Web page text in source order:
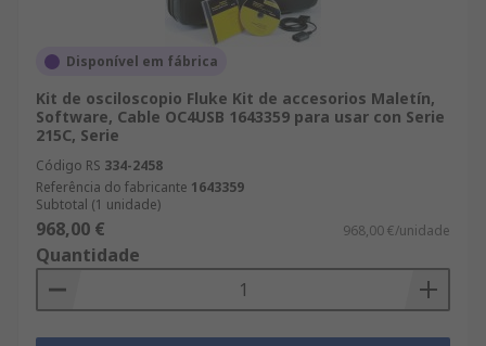
Disponível em fábrica
Kit de osciloscopio Fluke Kit de accesorios Maletín,
Software, Cable OC4USB 1643359 para usar con Serie
215C, Serie
Código RS 334-2458
Referência do fabricante 1643359
Subtotal (1 unidade)
968,00 € 968,00 €/unidade
Quantidade